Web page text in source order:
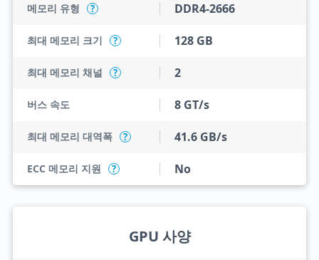
메모리 유형 ? DDR4-2666
최대 메모리 크기 ? 128 GB
최대 메모리 채널 ? 2
버스 속도 8 GT/s
최대 메모리 대역폭 ? 41.6 GB/s
ECC 메모리 지원 ? No
GPU 사양